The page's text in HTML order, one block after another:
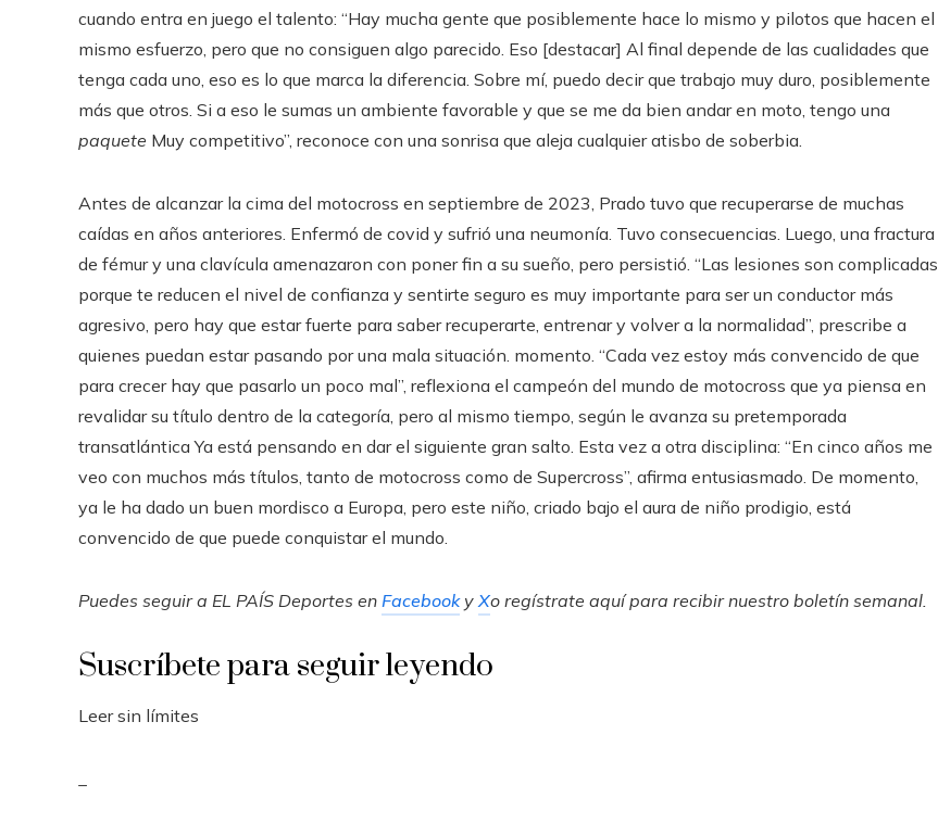
cuando entra en juego el talento: “Hay mucha gente que posiblemente hace lo mismo y pilotos que hacen el
mismo esfuerzo, pero que no consiguen algo parecido. Eso [destacar] Al final depende de las cualidades que
tenga cada uno, eso es lo que marca la diferencia. Sobre mí, puedo decir que trabajo muy duro, posiblemente
más que otros. Si a eso le sumas un ambiente favorable y que se me da bien andar en moto, tengo una
paquete Muy competitivo”, reconoce con una sonrisa que aleja cualquier atisbo de soberbia.
Antes de alcanzar la cima del motocross en septiembre de 2023, Prado tuvo que recuperarse de muchas
caídas en años anteriores. Enfermó de covid y sufrió una neumonía. Tuvo consecuencias. Luego, una fractura
de fémur y una clavícula amenazaron con poner fin a su sueño, pero persistió. “Las lesiones son complicadas
porque te reducen el nivel de confianza y sentirte seguro es muy importante para ser un conductor más
agresivo, pero hay que estar fuerte para saber recuperarte, entrenar y volver a la normalidad”, prescribe a
quienes puedan estar pasando por una mala situación. momento. “Cada vez estoy más convencido de que
para crecer hay que pasarlo un poco mal”, reflexiona el campeón del mundo de motocross que ya piensa en
revalidar su título dentro de la categoría, pero al mismo tiempo, según le avanza su pretemporada
transatlántica Ya está pensando en dar el siguiente gran salto. Esta vez a otra disciplina: “En cinco años me
veo con muchos más títulos, tanto de motocross como de Supercross”, afirma entusiasmado. De momento,
ya le ha dado un buen mordisco a Europa, pero este niño, criado bajo el aura de niño prodigio, está
convencido de que puede conquistar el mundo.
Puedes seguir a EL PAÍS Deportes en Facebooky Xo regístrate aquí para recibirnuestro boletín semanal
Suscríbete para seguir leyendo
Leer sin límites